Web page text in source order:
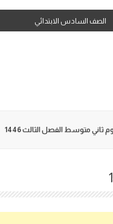
Skip
to
الصف السادس الابتدائي
ثاني متوسط الفصل الثالث 1446